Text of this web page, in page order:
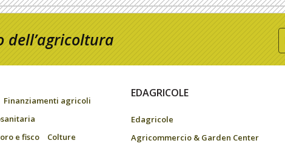
dell’agricoltura
Finanziamenti agricoli
e fisco
Colture
EDAGRICOLE
Edagricole
Agricommercio & Garden Center